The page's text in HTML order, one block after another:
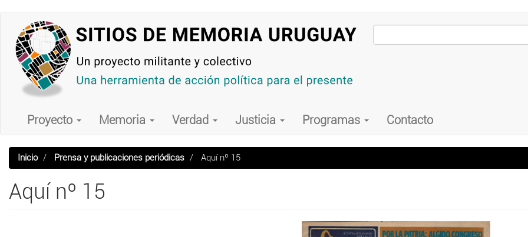
contenido
principal
Main
navigation
Proyecto Memoria Verdad Justicia Programas Contacto
Inicio Prensa y publicaciones periódicas Aquí nº 15
Aquí nº 15